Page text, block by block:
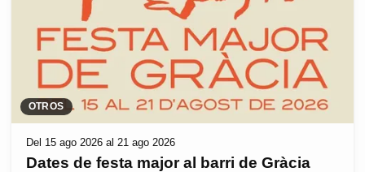
OTROS
Del 15 ago 2026 al 21 ago 2026
Dates de festa major al barri de Gràcia